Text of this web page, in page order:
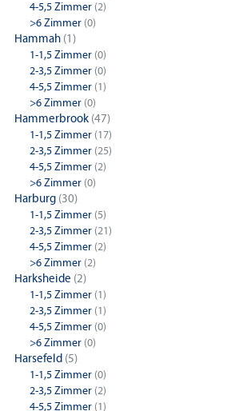
4-5,5 Zimmer (2)
>6 Zimmer (0)
Hammah (1)
1-1,5 Zimmer (0)
2-3,5 Zimmer (0)
4-5,5 Zimmer (1)
>6 Zimmer (0)
Hammerbrook (47)
1-1,5 Zimmer (17)
2-3,5 Zimmer (25)
4-5,5 Zimmer (2)
>6 Zimmer (0)
Harburg (30)
1-1,5 Zimmer (5)
2-3,5 Zimmer (21)
4-5,5 Zimmer (2)
>6 Zimmer (2)
Harksheide (2)
1-1,5 Zimmer (1)
2-3,5 Zimmer (1)
4-5,5 Zimmer (0)
>6 Zimmer (0)
Harsefeld (5)
1-1,5 Zimmer (0)
2-3,5 Zimmer (2)
4-5,5 Zimmer (1)